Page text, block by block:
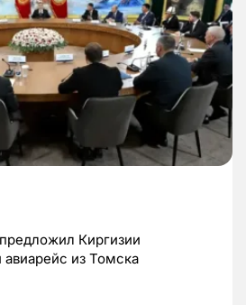
Киргизии
авиарейс из Томска